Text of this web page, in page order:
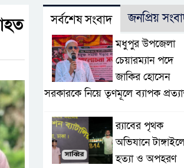
সর্বশেষ সংবাদ জনপ্রিয়
মধুপুর উপজেলা
চেয়ারম্যান পদে
জাকির হোসেন
সরকারকে নিয়ে তৃণমূলে ব্যাপক
র‌্যাবের পৃথক
অভিযানে
হত্যা ও অপহরণ